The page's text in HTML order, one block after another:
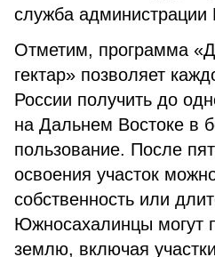
служба
Отметим, программа
гектар» позволяет
России получить до
на Дальнем Востоке в
пользование. После
освоения участок
собственность или
Южносахалинцы могут
землю, включая